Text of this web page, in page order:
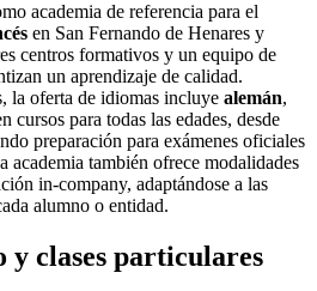
academia de referencia para el
en San Fernando de Henares y
centros formativos y un equipo de
un aprendizaje de calidad.
la oferta de idiomas incluye alemán,
cursos para todas las edades, desde
preparación para exámenes oficiales
academia también ofrece modalidades
in-company, adaptándose a las
alumno o entidad.
y clases particulares